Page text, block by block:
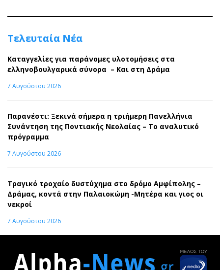
Τελευταία Νέα
Καταγγελίες για παράνομες υλοτομήσεις στα
ελληνοβουλγαρικά σύνορα – Και στη Δράμα
7 Αυγούστου 2026
Παρανέστι: Ξεκινά σήμερα η τριήμερη Πανελλήνια
Συνάντηση της Ποντιακής Νεολαίας – Το αναλυτικό
πρόγραμμα
7 Αυγούστου 2026
Τραγικό τροχαίο δυστύχημα στο δρόμο Αμφίπολης –
Δράμας, κοντά στην Παλαιοκώμη -Μητέρα και γιος οι
νεκροί
7 Αυγούστου 2026